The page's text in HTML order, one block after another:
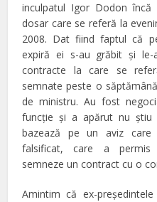
inculpatul Igor Dodon
dosar care se referă la
2008. Dat fiind faptul că
expiră ei s-au grăbit și le-
contracte la care se
semnate peste o
de ministru. Au fost
funcție și a apărut nu știu
bazează pe un aviz
falsificat, care a permis
semneze un contract cu o
Amintim că ex-